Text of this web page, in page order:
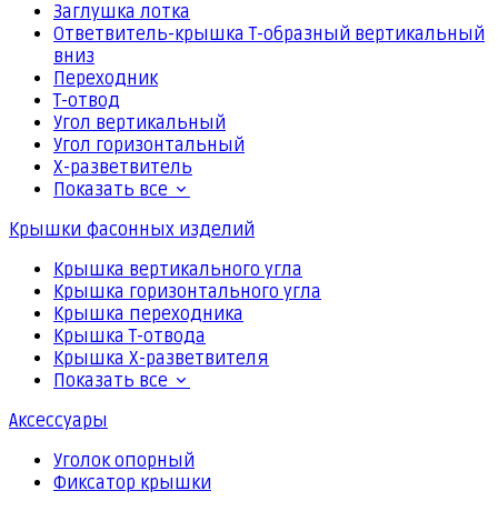
Заглушка лотка
Ответвитель-крышка Т-образный вертикальный
вниз
Переходник
Т-отвод
Угол вертикальный
Угол горизонтальный
Х-разветвитель
Показать все
Крышки фасонных изделий
Крышка вертикального угла
Крышка горизонтального угла
Крышка переходника
Крышка Т-отвода
Крышка Х-разветвителя
Показать все
Аксессуары
Уголок опорный
Фиксатор крышки